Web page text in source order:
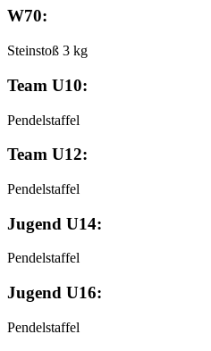
W70:
Steinstoß 3 kg
Team U10:
Pendelstaffel
Team U12:
Pendelstaffel
Jugend U14:
Pendelstaffel
Jugend U16:
Pendelstaffel